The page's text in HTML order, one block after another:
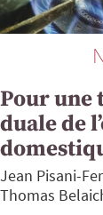
Pour
duale de
Jean Pisani-
Thomas